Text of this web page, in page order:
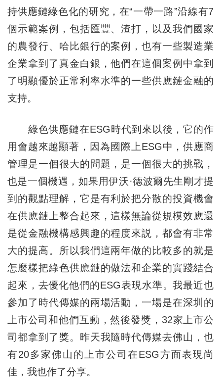
持供應鏈綠色化的研究，在“一帶一路”沿線有7
個示範案例，包括匯豐、渣打，以及我們國家
的農發行、哈比銀行的案例，也有一些製造業
企業拿到了真金白銀，他們在這個案例中拿到
了明顯優於正常利率水準的一些供應鏈金融的
支持。
綠色供應鏈在ESG時代到來以後，它的作
用會越來越顯著，因為國際上ESG中，供應商
管理是一個很大的問題，是一個很大的挑戰，
也是一個機遇，如果用伊沃·德波爾先生剛才提
到的觀點理解，它是有利於把分散的投資機會
在供應鏈上整合起來，這樣無論從規模效應還
是從金融機構感興趣的程度來説，都會有非常
大的提高。所以我們這兩年做的比較多的就是
怎麼樣把綠色供應鏈的做法和企業的實踐結合
起來，去優化他們的ESG表現水準。我最近也
參加了時代傳媒的兩場活動，一場是在深圳的
上市公司和他們互動，然後發獎，32家上市公
司都拿到了獎。昨天我隨時代傳媒去佛山，也
有20多家佛山的上市公司在ESG方面表現尚
佳，我也作了分享。